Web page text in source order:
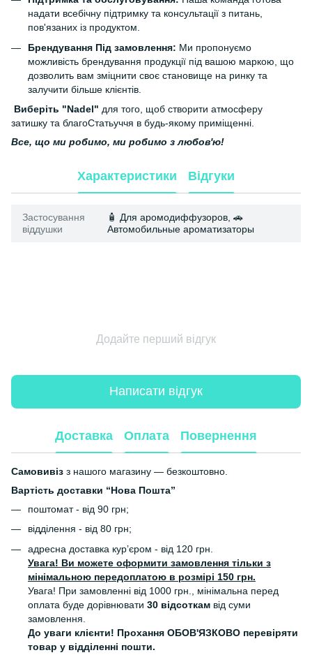
надати всебічну підтримку та консультації з питань,
пов'язаних із продуктом.
Брендування Під замовлення: Ми пропонуємо
можливість брендування продукції під вашою маркою, що
дозволить вам зміцнити своє становище на ринку та
залучити більше клієнтів.
Виберіть "Nadel" для того, щоб створити атмосферу
затишку та благоСтатьуччя в будь-якому приміщенні.
Все, що ми робимо, ми робимо з любов'ю!
Характеристики Відгуки
Застосування
віддушки
🧴 Для аромодиффузоров, 🚗
Автомобильные ароматизаторы
Додайте перший відгук
Написати відгук
Доставка Оплата Повернення
Самовивіз з нашого магазину — безкоштовно.
Вартість доставки “Нова Пошта”
поштомат - від 90 грн;
відділення - від 80 грн;
адресна доставка кур’єром - від 120 грн.
Увага! Ви можете оформити замовлення тільки з
мінімальною передоплатою в розмірі 150 грн.
Увага! При замовленні від 1000 грн., мінімальна перед
оплата буде дорівнювати 30 відсоткам від суми
замовлення.
До уваги клієнти! Прохання ОБОВ'ЯЗКОВО перевіряти
товар у відділенні пошти.